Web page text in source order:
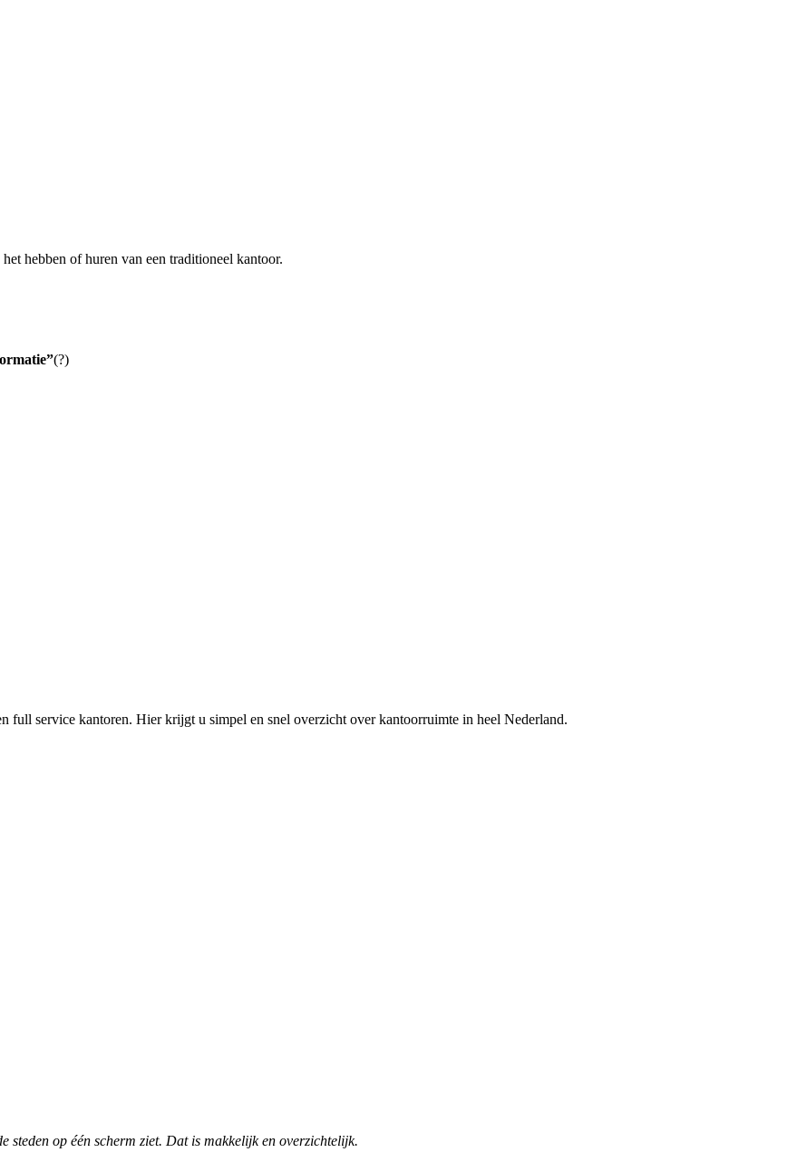
hebben of huren van een traditioneel kantoor.
(?)
full service kantoren. Hier krijgt u simpel en snel overzicht over kantoorruimte in heel Nederland.
steden op één scherm ziet. Dat is makkelijk en overzichtelijk.